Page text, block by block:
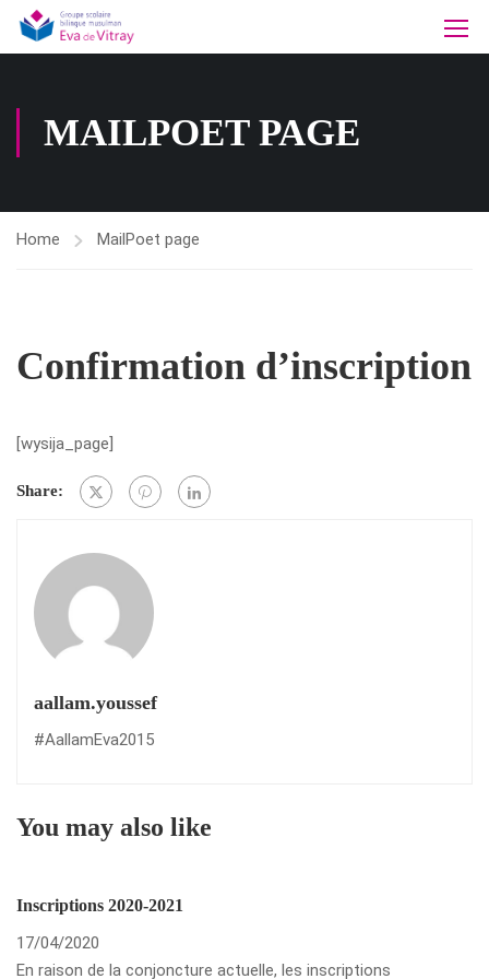
MAILPOET PAGE
Home MailPoet page
Confirmation d’inscription
[wysija_page]
Share:
aallam.youssef
#AallamEva2015
You may also like
Inscriptions 2020-2021
17/04/2020
En raison de la conjoncture actuelle, les inscriptions